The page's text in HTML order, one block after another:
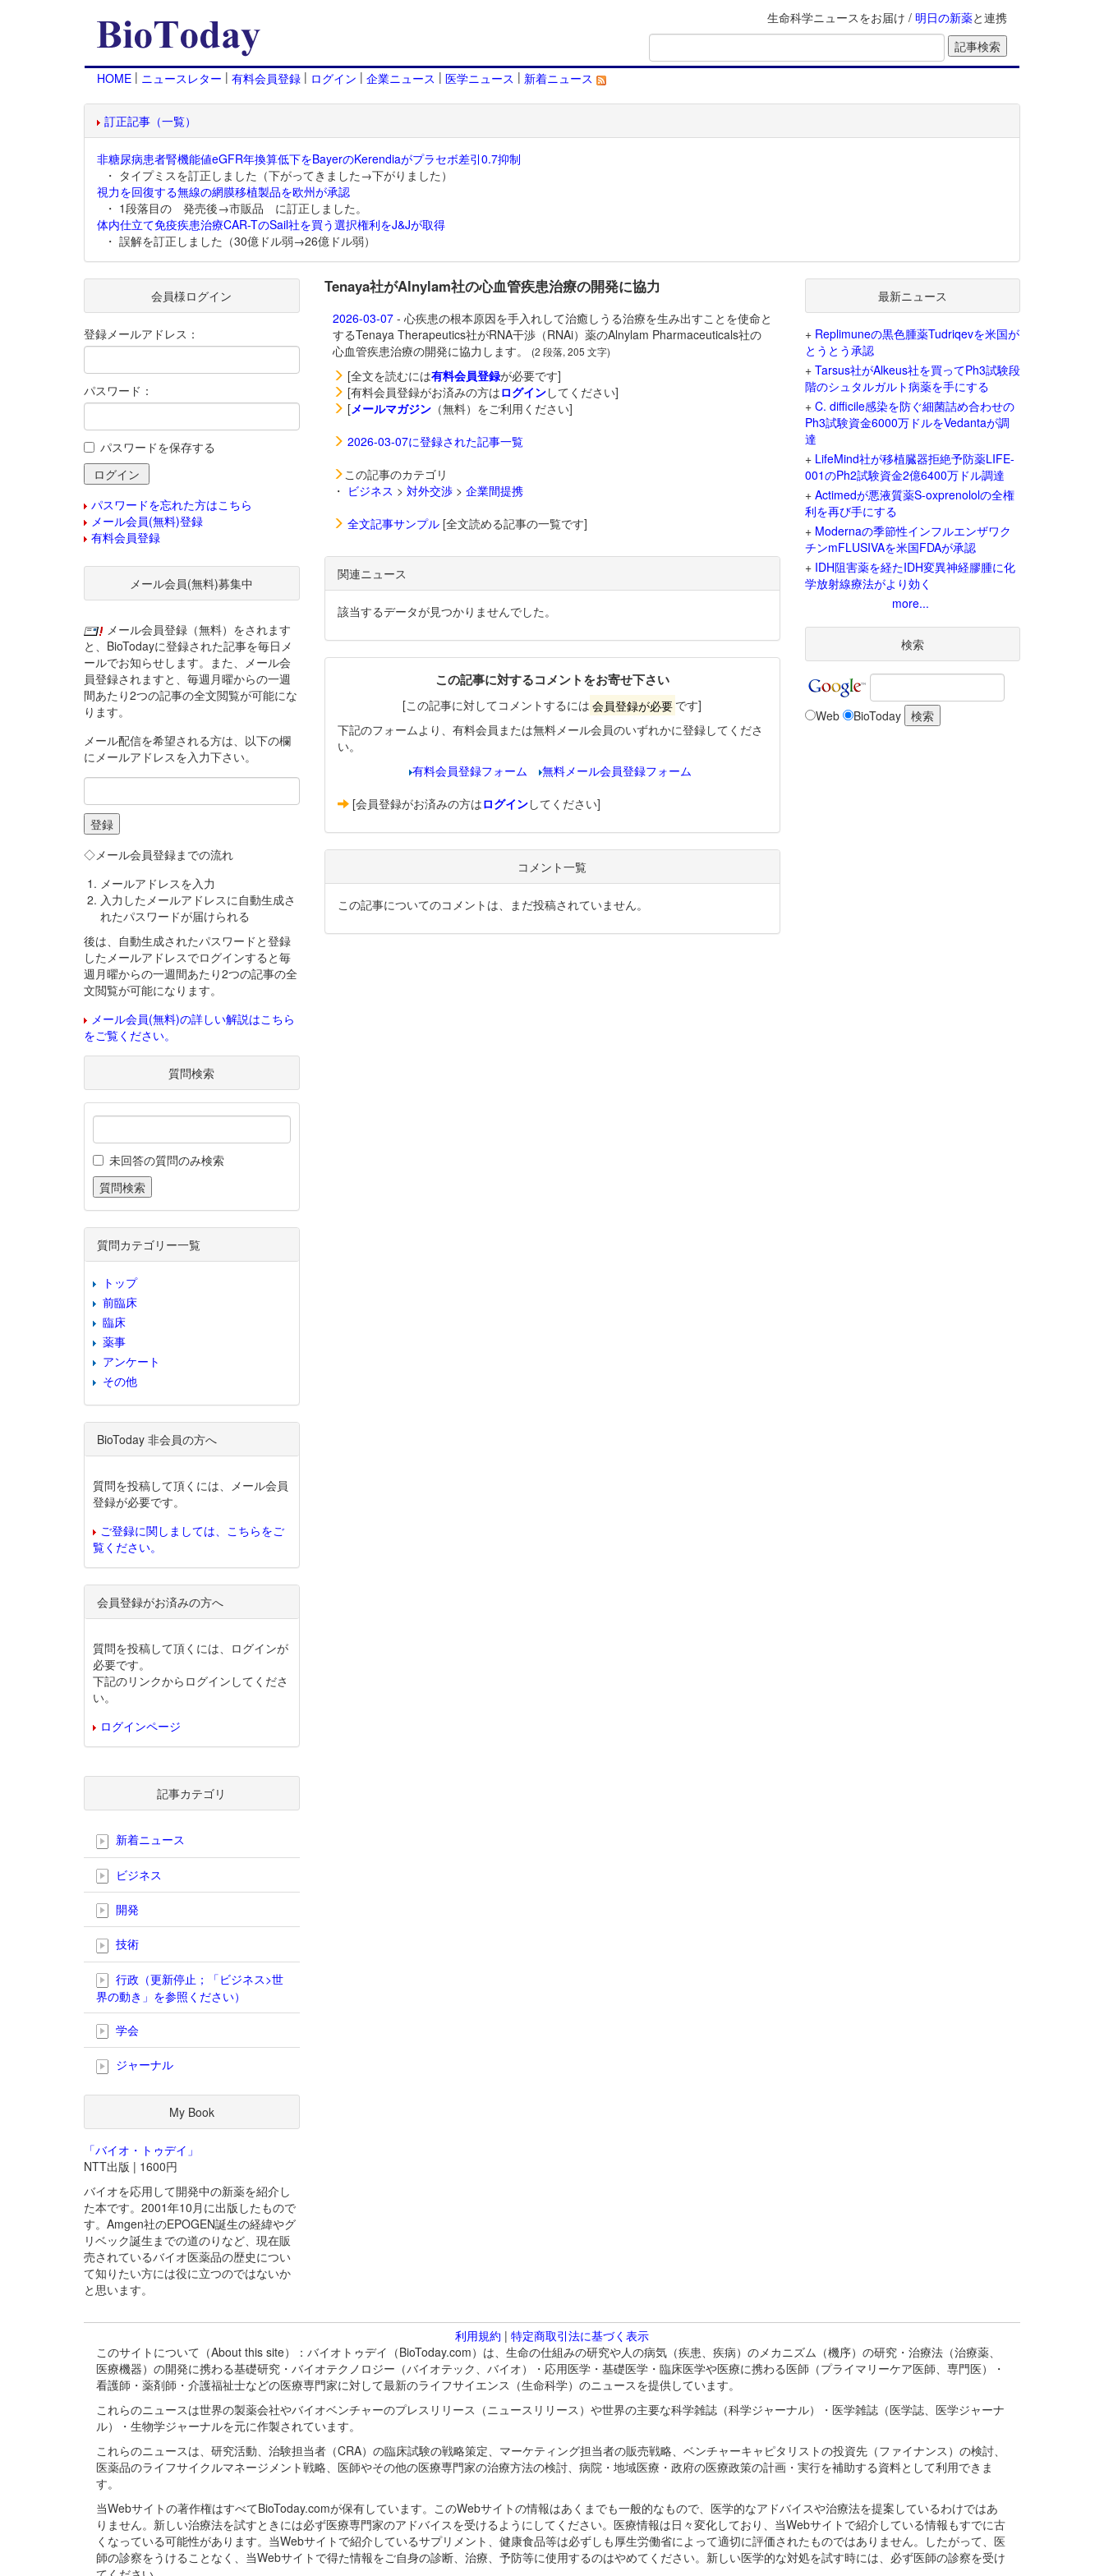
生命科学ニュースをお届け / 明日の新薬と連携
HOME | ニュースレター | 有料会員登録 | ログイン | 企業ニュース | 医学ニュース | 新着ニュース
訂正記事（一覧）
非糖尿病患者腎機能値eGFR年換算低下をBayerのKerendiaがプラセボ差引0.7抑制
・ タイプミスを訂正しました（下がってきました→下がりました）
視力を回復する無線の網膜移植製品を欧州が承認
・ 1段落目の 発売後→市販品 に訂正しました。
体内仕立て免疫疾患治療CAR-TのSail社を買う選択権利をJ&Jが取得
・ 誤解を訂正しました（30億ドル弱→26億ドル弱）
Tenaya社がAlnylam社の心血管疾患治療の開発に協力
2026-03-07- 心疾患の根本原因を手入れして治癒しうる治療を生み出すことを使命と
するTenaya Therapeutics社がRNA干渉（RNAi）薬のAlnylam Pharmaceuticals社の
心血管疾患治療の開発に協力します。
(2 段落, 205 文字)
[全文を読むには有料会員登録が必要です]
[有料会員登録がお済みの方はログインしてください]
[メールマガジン（無料）をご利用ください]
2026-03-07に登録された記事一覧
この記事のカテゴリ
・ ビジネス > 対外交渉> 企業間提携
全文記事サンプル[全文読める記事の一覧です]
関連ニュース
該当するデータが見つかりませんでした。
この記事に対するコメントをお寄せ下さい
[この記事に対してコメントするには 会員登録が必要 です]
下記のフォームより、有料会員または無料メール会員のいずれかに登録してくださ
い。
有料会員登録フォーム
無料メール会員登録フォーム
[会員登録がお済みの方はログインしてください]
コメント一覧
この記事についてのコメントは、まだ投稿されていません。
会員様ログイン
登録メールアドレス：
パスワード：
パスワードを保存する
パスワードを忘れた方はこちら
メール会員(無料)登録
有料会員登録
メール会員(無料)募集中
メール会員登録（無料）をされます
と、BioTodayに登録された記事を毎日メ
ールでお知らせします。また、メール会
員登録されますと、毎週月曜からの一週
間あたり2つの記事の全文閲覧が可能にな
ります。
メール配信を希望される方は、以下の欄
にメールアドレスを入力下さい。
◇メール会員登録までの流れ
メールアドレスを入力
入力したメールアドレスに自動生成さ
れたパスワードが届けられる
後は、自動生成されたパスワードと登録
したメールアドレスでログインすると毎
週月曜からの一週間あたり2つの記事の全
文閲覧が可能になります。
メール会員(無料)の詳しい解説はこちら
をご覧ください。
質問検索
未回答の質問のみ検索
質問カテゴリー一覧
トップ
前臨床
臨床
薬事
アンケート
その他
BioToday 非会員の方へ
質問を投稿して頂くには、メール会員
登録が必要です。
ご登録に関しましては、こちらをご
覧ください。
会員登録がお済みの方へ
質問を投稿して頂くには、ログインが
必要です。
下記のリンクからログインしてくださ
い。
ログインページ
記事カテゴリ
新着ニュース
ビジネス
開発
技術
行政（更新停止；「ビジネス>世
界の動き」を参照ください）
学会
ジャーナル
My Book
「バイオ・トゥデイ」
NTT出版 | 1600円
バイオを応用して開発中の新薬を紹介し
た本です。2001年10月に出版したもので
す。Amgen社のEPOGEN誕生の経緯やグ
リベック誕生までの道のりなど、現在販
売されているバイオ医薬品の歴史につい
て知りたい方には役に立つのではないか
と思います。
最新ニュース
+ Replimuneの黒色腫薬Tudriqevを米国が
とうとう承認
+ Tarsus社がAlkeus社を買ってPh3試験段
階のシュタルガルト病薬を手にする
+ C. difficile感染を防ぐ細菌詰め合わせの
Ph3試験資金6000万ドルをVedantaが調
達
+ LifeMind社が移植臓器拒絶予防薬LIFE-
001のPh2試験資金2億6400万ドル調達
+ Actimedが悪液質薬S-oxprenololの全権
利を再び手にする
+ Modernaの季節性インフルエンザワク
チンmFLUSIVAを米国FDAが承認
+ IDH阻害薬を経たIDH変異神経膠腫に化
学放射線療法がより効く
more...
検索
Web BioToday
利用規約 | 特定商取引法に基づく表示
このサイトについて（About this site）：バイオトゥデイ（BioToday.com）は、生命の仕組みの研究や人の病気（疾患、疾病）のメカニズム（機序）の研究・治療法（治療薬、
医療機器）の開発に携わる基礎研究・バイオテクノロジー（バイオテック、バイオ）・応用医学・基礎医学・臨床医学や医療に携わる医師（プライマリーケア医師、専門医）・
看護師・薬剤師・介護福祉士などの医療専門家に対して最新のライフサイエンス（生命科学）のニュースを提供しています。
これらのニュースは世界の製薬会社やバイオベンチャーのプレスリリース（ニュースリリース）や世界の主要な科学雑誌（科学ジャーナル）・医学雑誌（医学誌、医学ジャーナ
ル）・生物学ジャーナルを元に作製されています。
これらのニュースは、研究活動、治験担当者（CRA）の臨床試験の戦略策定、マーケティング担当者の販売戦略、ベンチャーキャピタリストの投資先（ファイナンス）の検討、
医薬品のライフサイクルマネージメント戦略、医師やその他の医療専門家の治療方法の検討、病院・地域医療・政府の医療政策の計画・実行を補助する資料として利用できま
す。
当Webサイトの著作権はすべてBioToday.comが保有しています。このWebサイトの情報はあくまでも一般的なもので、医学的なアドバイスや治療法を提案しているわけではあ
りません。新しい治療法を試すときには必ず医療専門家のアドバイスを受けるようにしてください。医療情報は日々変化しており、当Webサイトで紹介している情報もすでに古
くなっている可能性があります。当Webサイトで紹介しているサプリメント、健康食品等は必ずしも厚生労働省によって適切に評価されたものではありません。したがって、医
師の診察をうけることなく、当Webサイトで得た情報をご自身の診断、治療、予防等に使用するのはやめてください。新しい医学的な対処を試す時には、必ず医師の診察を受け